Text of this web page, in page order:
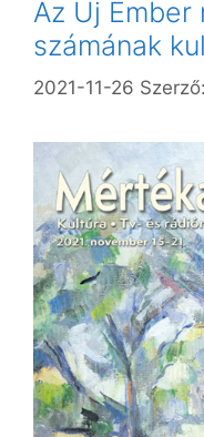
Az Új
számának
2021-11-26 Szerző: